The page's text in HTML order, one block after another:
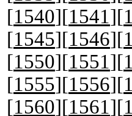
[1540][1541][
[1545][1546][
[1550][1551][
[1555][1556][
[1560][1561][